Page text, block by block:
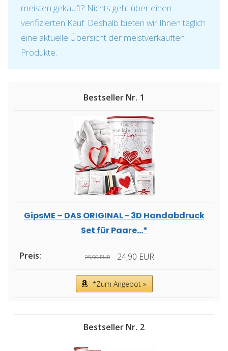
meisten gekauft? Nichts geht über einen
verifizierten Kauf. Deshalb bieten wir Ihnen täglich
eine aktuelle Übersicht der meistverkauften
Produkte.
1
GipsME – DAS ORIGINAL - 3D Handabdruck
Set für Paare...*
29,90 EUR 24,90 EUR
*Zum Angebot »
2